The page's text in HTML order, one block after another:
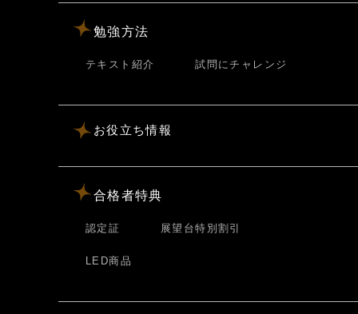
勉強方法
テキスト紹介 試問にチャレンジ
お役立ち情報
合格者特典
認定証 展望台特別割引
LED商品